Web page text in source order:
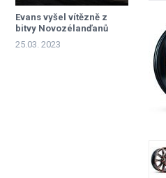
Evans vyšel vítězně z
bitvy Novozélanďanů
25.03. 2023